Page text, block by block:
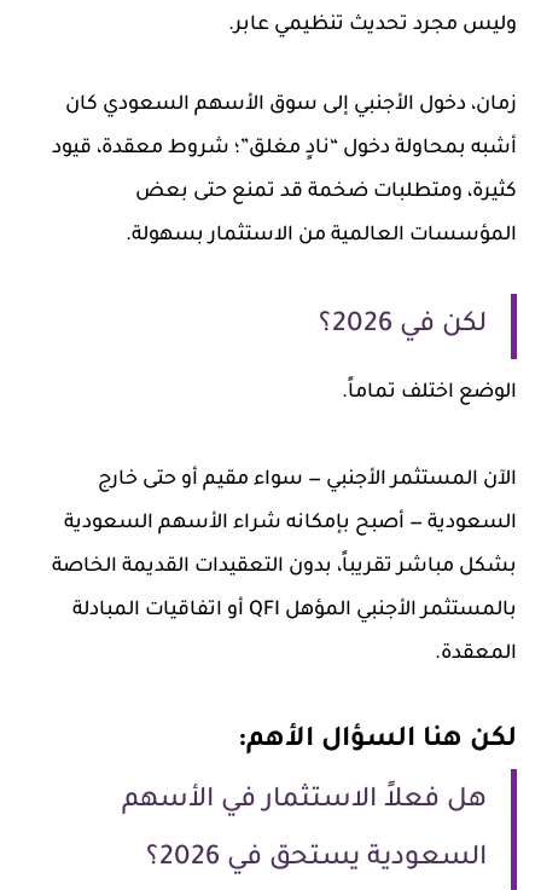
وليس مجرد تحديث تنظيمي عابر.
زمان، دخول الأجنبي إلى سوق الأسهم السعودي كان
أشبه بمحاولة دخول “نادٍ مغلق”؛ شروط معقدة، قيود
كثيرة، ومتطلبات ضخمة قد تمنع حتى بعض
المؤسسات العالمية من الاستثمار بسهولة.
لكن في 2026؟
الوضع اختلف تماماً.
الآن المستثمر الأجنبي — سواء مقيم أو حتى خارج
السعودية — أصبح بإمكانه شراء الأسهم السعودية
بشكل مباشر تقريباً، بدون التعقيدات القديمة الخاصة
بالمستثمر الأجنبي المؤهل QFI أو اتفاقيات المبادلة
المعقدة.
لكن هنا السؤال الأهم:
هل فعلاً الاستثمار في الأسهم
السعودية يستحق في 2026؟